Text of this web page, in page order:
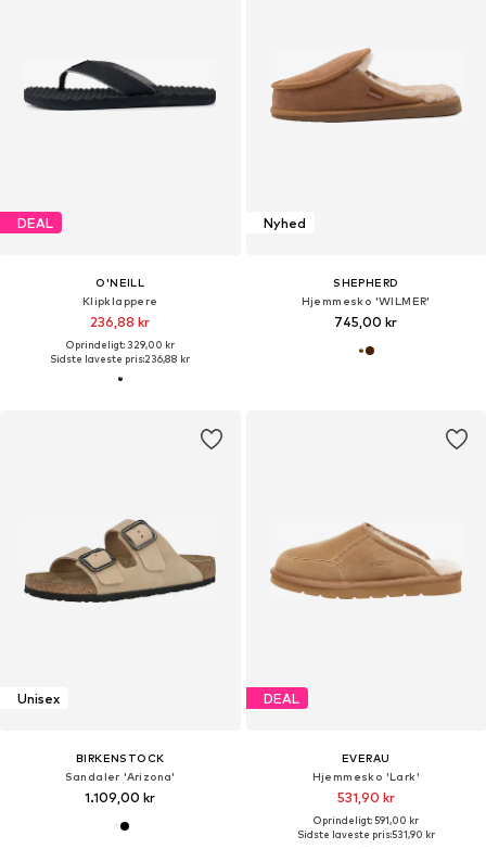
DEAL
O'NEILL
Klipklappere
236,88 kr
Oprindeligt: 329,00 kr
Sidste laveste pris:236,88 kr
Nyhed
SHEPHERD
Hjemmesko 'WILMER'
745,00 kr
Unisex
BIRKENSTOCK
Sandaler 'Arizona'
1.109,00 kr
DEAL
EVERAU
Hjemmesko 'Lark'
531,90 kr
Oprindeligt: 591,00 kr
Sidste laveste pris:531,90 kr